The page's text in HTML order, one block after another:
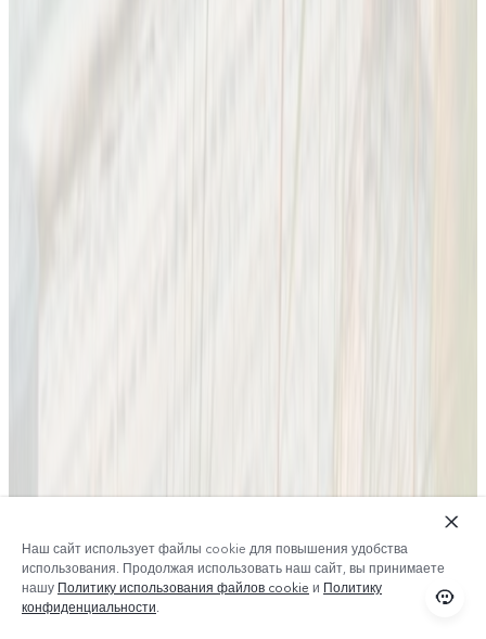
Наш сайт использует файлы cookie для повышения удобства
использования. Продолжая использовать наш сайт, вы принимаете
нашу Политику использования файлов cookie и Политику
конфиденциальности.